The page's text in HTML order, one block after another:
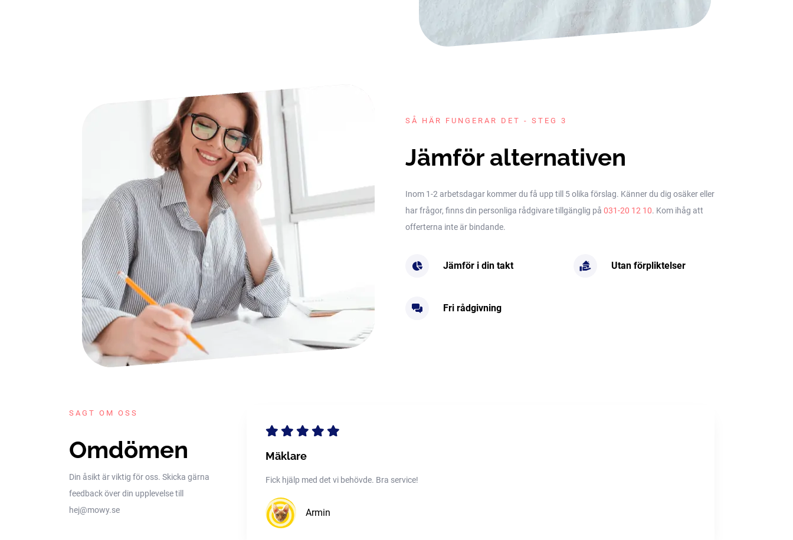
SÅ HÄR FUNGERAR DET - STEG 3
Jämför alternativen
Inom 1-2 arbetsdagar kommer du få upp till 5 olika förslag. Känner du dig osäker eller
har frågor, finns din personliga rådgivare tillgänglig på 031-20 12 10. Kom ihåg att
offerterna inte är bindande.
Jämför i din takt Utan förpliktelser
Fri rådgivning
SAGT OM OSS
Omdömen
Din åsikt är viktig för oss. Skicka gärna
feedback över din upplevelse till
hej@mowy.se
Mäklare
Fick hjälp med det vi behövde. Bra service!
Armin